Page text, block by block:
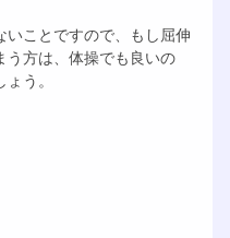
ことですので、もし屈伸
方は、体操でも良いの
う。